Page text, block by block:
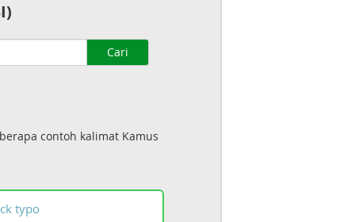
Cari
contoh kalimat Kamus
typo